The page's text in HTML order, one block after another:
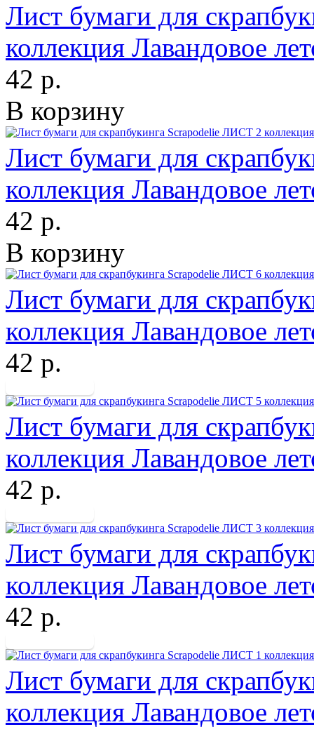
Лист бумаги для
коллекция Лавандовое
42 р.
В корзину
Лист бумаги для
коллекция Лавандовое
42 р.
В корзину
Лист бумаги для
коллекция Лавандовое
42 р.
Лист бумаги для
коллекция Лавандовое
42 р.
Лист бумаги для
коллекция Лавандовое
42 р.
Лист бумаги для
коллекция Лавандовое